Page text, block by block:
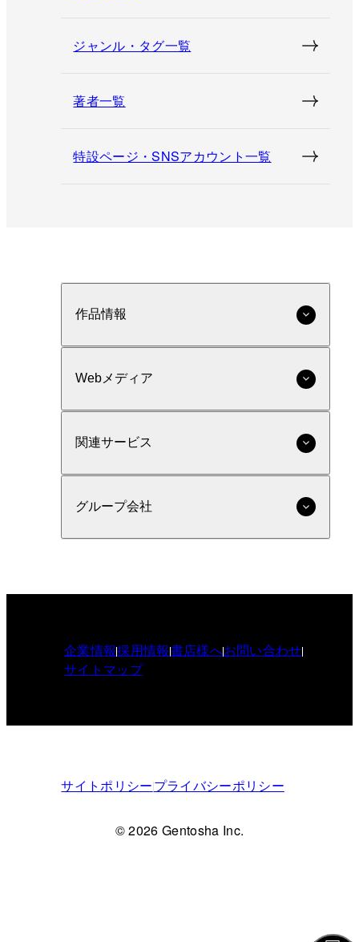
ジャンル・タグ一覧
著者一覧
特設ページ・SNSアカウント一覧
作品情報
Webメディア
関連サービス
グループ会社
企業情報採用情報書店様へお問い合わせ
サイトマップ
サイトポリシープライバシーポリシー
© 2026 Gentosha Inc.